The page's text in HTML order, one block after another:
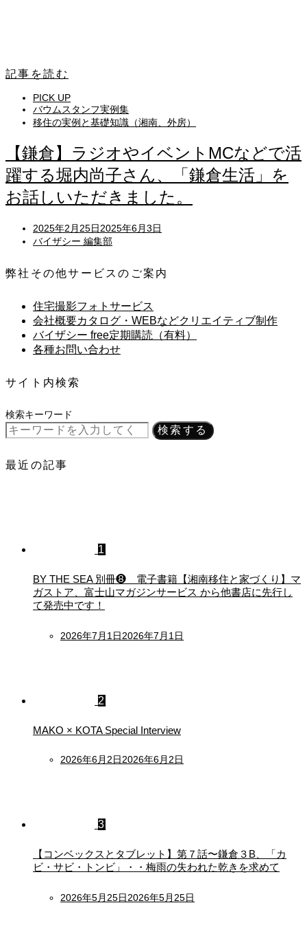
記事を読む
PICK UP
バウムスタンフ実例集
移住の実例と基礎知識（湘南、外房）
【鎌倉】ラジオやイベントMCなどで活
躍する堀内尚子さん、「鎌倉生活」を
お話しいただきました。
Posted
on
2025年2月25日2025年6月3日
バイザシー 編集部
弊社その他サービスのご案内
住宅撮影フォトサービス
会社概要カタログ・WEBなどクリエイティブ制作
バイザシー free定期購読（有料）
各種お問い合わせ
サイト内検索
検索キーワード
検索する
最近の記事
1
BY THE SEA 別冊❽ 電子書籍【湘南移住と家づくり】マ
ガストア、富士山マガジンサービス から他書店に先行し
て発売中です！
Posted
2026年7月1日2026年7月1日
2
MAKO × KOTA Special Interview
Posted
2026年6月2日2026年6月2日
3
【コンベックスとタブレット】第７話〜鎌倉３B、「カ
ビ・サビ・トンビ」・・梅雨の失われた乾きを求めて
Posted
2026年5月25日2026年5月25日